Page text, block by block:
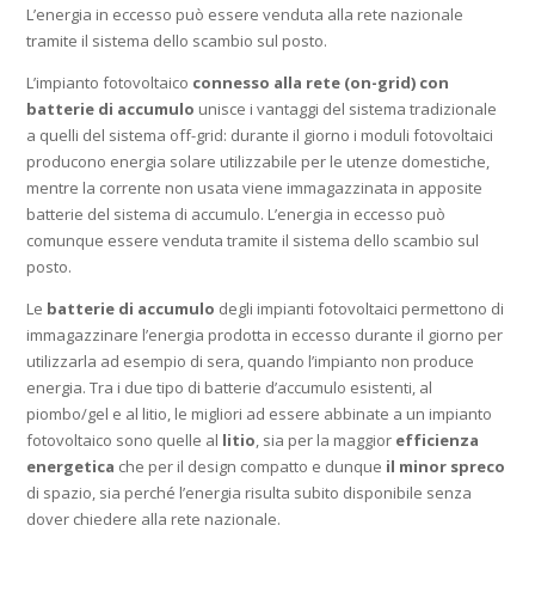
L’energia in eccesso può essere venduta alla rete nazionale
tramite il sistema dello scambio sul posto.
L’impianto fotovoltaico connesso alla rete (on-grid) con
batterie di accumulo unisce i vantaggi del sistema tradizionale
a quelli del sistema off-grid: durante il giorno i moduli fotovoltaici
producono energia solare utilizzabile per le utenze domestiche,
mentre la corrente non usata viene immagazzinata in apposite
batterie del sistema di accumulo. L’energia in eccesso può
comunque essere venduta tramite il sistema dello scambio sul
posto.
Le batterie di accumulo degli impianti fotovoltaici permettono di
immagazzinare l’energia prodotta in eccesso durante il giorno per
utilizzarla ad esempio di sera, quando l’impianto non produce
energia. Tra i due tipo di batterie d’accumulo esistenti, al
piombo/gel e al litio, le migliori ad essere abbinate a un impianto
fotovoltaico sono quelle al litio, sia per la maggior efficienza
energetica che per il design compatto e dunque il minor spreco
di spazio, sia perché l’energia risulta subito disponibile senza
dover chiedere alla rete nazionale.